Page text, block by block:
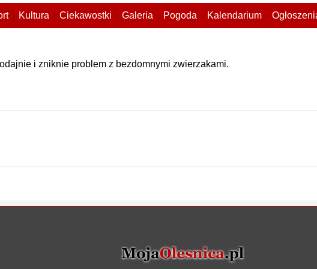
Kultura Ciekawostki Galeria Pogoda Kalendarium
i zniknie problem z bezdomnymi zwierzakami.